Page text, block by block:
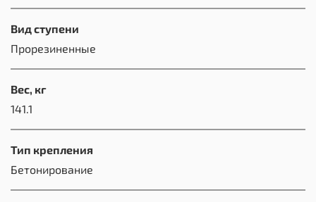
Вид ступени
Прорезиненные
Вес, кг
141.1
Тип крепления
Бетонирование